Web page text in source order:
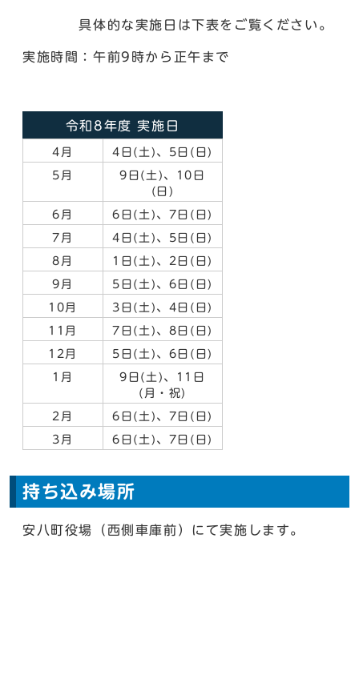
具体的な実施日は下表をご覧ください。
実施時間：午前9時から正午まで
令和8年度 実施日
4月 4日(土)、5日(日)
5月
9日(土)、10日
(日)
6月 6日(土)、7日(日)
7月 4日(土)、5日(日)
8月 1日(土)、2日(日)
9月 5日(土)、6日(日)
10月 3日(土)、4日(日)
11月 7日(土)、8日(日)
12月 5日(土)、6日(日)
1月
9日(土)、11日
(月・祝)
2月 6日(土)、7日(日)
3月 6日(土)、7日(日)
持ち込み場所
安八町役場（西側車庫前）にて実施します。